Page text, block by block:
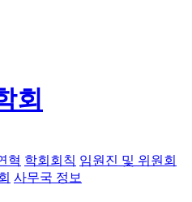
회
혁 학회회칙 임원진 및 위원회
사무국 정보